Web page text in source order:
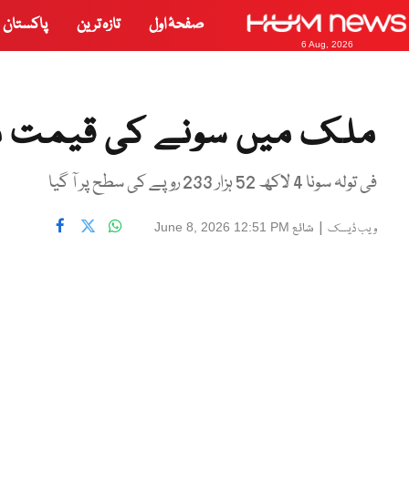
6 Aug, 2026
صفحۂ اول تازہ ترین پاکستان
ملک میں سونے کی قیمت
فی تولہ سونا 4 لاکھ 52 ہزار 233 روپے کی سطح پر آ گیا
ویب ڈیسک | شائع June 8, 2026 12:51 PM